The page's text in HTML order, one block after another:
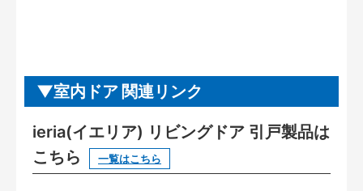
室内ドア 関連リンク
ieria(イエリア) リビングドア 引戸製品は
こちら
一覧はこちら